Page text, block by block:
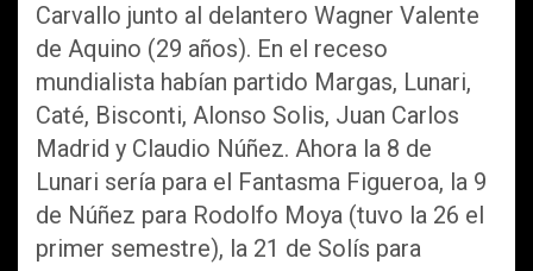
Carvallo junto al delantero Wagner Valente
de Aquino (29 años). En el receso
mundialista habían partido Margas, Lunari,
Caté, Bisconti, Alonso Solis, Juan Carlos
Madrid y Claudio Núñez. Ahora la 8 de
Lunari sería para el Fantasma Figueroa, la 9
de Núñez para Rodolfo Moya (tuvo la 26 el
primer semestre), la 21 de Solís para